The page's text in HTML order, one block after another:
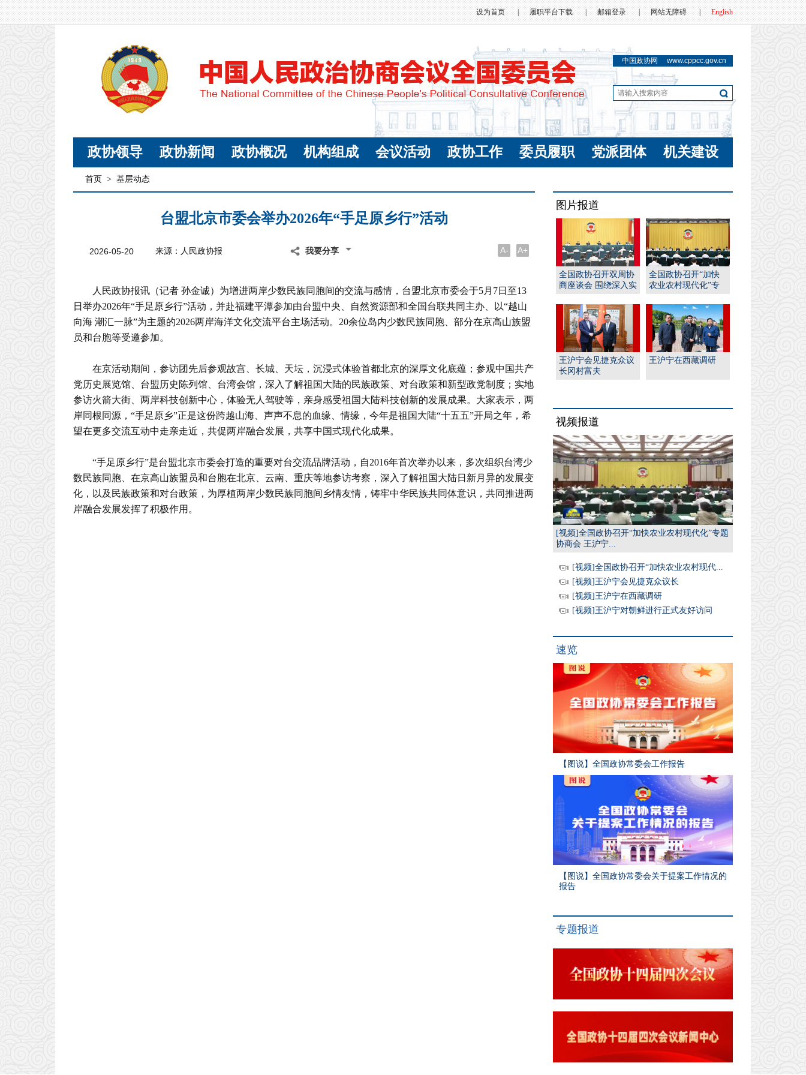
设为首页 履职平台下载 | 邮箱登录 网站无障碍 | English
中国政协网 www.cppcc.gov.cn
政协领导 政协新闻 政协概况 机构组成 会议活动 政协工作 委员履职 党派团体 机关建设
首页 > 基层动态
台盟北京市委会举办2026年“手足原乡行”活动
2026-05-20 来源：人民政协报 我要分享 A- A+
人民政协报讯（记者 孙金诚）为增进两岸少数民族同胞间的交流与感情，台盟北京市委会于5月7日至13
日举办2026年“手足原乡行”活动，并赴福建平潭参加由台盟中央、自然资源部和全国台联共同主办、以“越山
向海 潮汇一脉”为主题的2026两岸海洋文化交流平台主场活动。20余位岛内少数民族同胞、部分在京高山族盟
员和台胞等受邀参加。
在京活动期间，参访团先后参观故宫、长城、天坛，沉浸式体验首都北京的深厚文化底蕴；参观中国共产
党历史展览馆、台盟历史陈列馆、台湾会馆，深入了解祖国大陆的民族政策、对台政策和新型政党制度；实地
参访火箭大街、两岸科技创新中心，体验无人驾驶等，亲身感受祖国大陆科技创新的发展成果。大家表示，两
岸同根同源，“手足原乡”正是这份跨越山海、声声不息的血缘、情缘，今年是祖国大陆“十五五”开局之年，希
望在更多交流互动中走亲走近，共促两岸融合发展，共享中国式现代化成果。
“手足原乡行”是台盟北京市委会打造的重要对台交流品牌活动，自2016年首次举办以来，多次组织台湾少
数民族同胞、在京高山族盟员和台胞在北京、云南、重庆等地参访考察，深入了解祖国大陆日新月异的发展变
化，以及民族政策和对台政策，为厚植两岸少数民族同胞间乡情友情，铸牢中华民族共同体意识，共同推进两
岸融合发展发挥了积极作用。
图片报道
全国政协召开双周协
商座谈会 围绕深入实
动...
全国政协召开“加快
农业农村现代化”专
并...
王沪宁会见捷克众议
长冈村富夫
王沪宁在西藏调研
视频报道
[视频]全国政协召开“加快农业农村现代化”专题
协商会 王沪宁...
[视频]全国政协召开“加快农业农村现代...
[视频]王沪宁会见捷克众议长
[视频]王沪宁在西藏调研
[视频]王沪宁对朝鲜进行正式友好访问
速览
【图说】全国政协常委会工作报告
【图说】全国政协常委会关于提案工作情况的
报告
专题报道